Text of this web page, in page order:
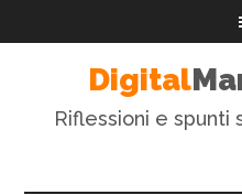
Digital
Riflessioni e spunti